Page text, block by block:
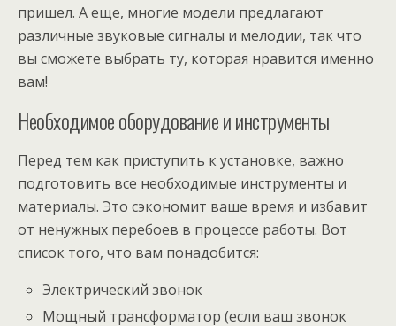
пришел. А еще, многие модели предлагают
различные звуковые сигналы и мелодии, так что
вы сможете выбрать ту, которая нравится именно
вам!
Необходимое оборудование и инструменты
Перед тем как приступить к установке, важно
подготовить все необходимые инструменты и
материалы. Это сэкономит ваше время и избавит
от ненужных перебоев в процессе работы. Вот
список того, что вам понадобится:
Электрический звонок
Мощный трансформатор (если ваш звонок